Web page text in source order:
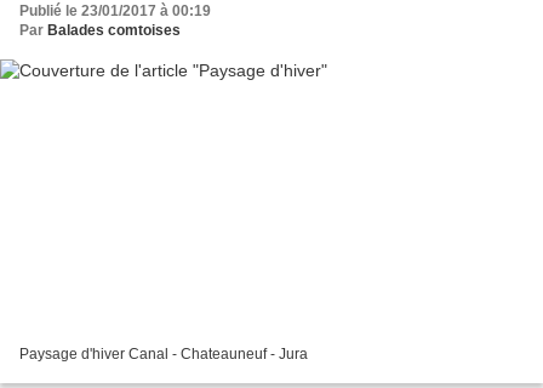
Publié le 23/01/2017 à 00:19
Par Balades comtoises
Paysage d'hiver Canal - Chateauneuf - Jura